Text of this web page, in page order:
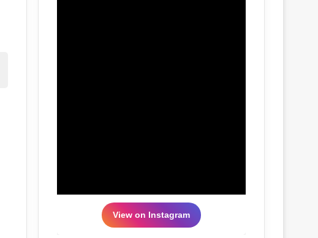
View on Instagram